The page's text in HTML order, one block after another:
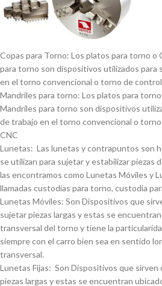
Copas para Torno: Los platos para torno o
para torno son dispositivos utilizados para
en el torno convencional o torno de
Mandriles para torno: Los platos para
Mandriles para torno son dispositivos
de trabajo en el torno convencional o
CNC
Lunetas: Las lunetas y contrapuntos son
se utilizan para sujetar y estabilizar piezas
las encontramos como Lunetas Móviles y
llamadas custodias para torno, custodia
Lunetas Móviles: Son Dispositivos que
sujetar piezas largas y estas se
transversal del torno y tiene la
siempre con el carro bien sea en sentido
transversal.
Lunetas Fijas: Son Dispositivos que
piezas largas y estas se encuentran